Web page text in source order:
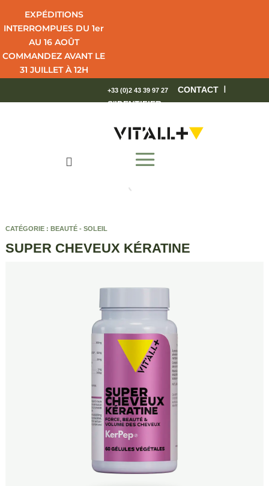
EXPÉDITIONS
INTERROMPUES DU 1er
AU 16 AOÛT
COMMANDEZ AVANT LE
31 JUILLET À 12H
+33 (0)2 43 39 97 27 CONTACT I
S'IDENTIFIER

CATÉGORIE : BEAUTÉ - SOLEIL
SUPER CHEVEUX KÉRATINE